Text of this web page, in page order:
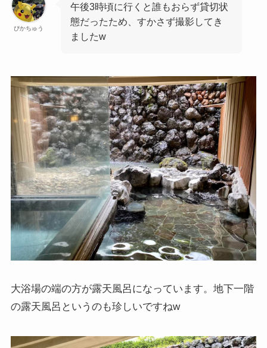
ぴかちゅう
午後3時頃に行くと誰もおらず貸切状
態だったため、すかさず撮影してき
ましたw
大浴場の端の方が露天風呂になっています。地下一階
の露天風呂というのも珍しいですねw